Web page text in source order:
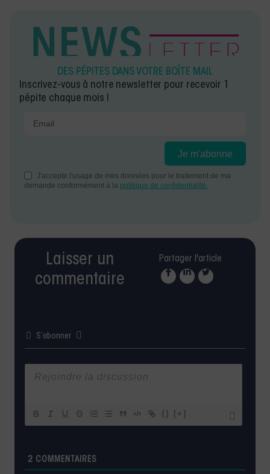
DES PÉPITES DANS VOTRE BOÎTE MAIL
Inscrivez-vous à notre newsletter pour recevoir 1
pépite chaque mois !
Laisser un
commentaire
Partager l'article
S’abonner
{} [+]
2 COMMENTAIRES